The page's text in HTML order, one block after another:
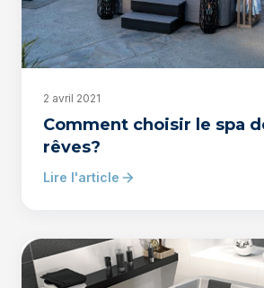
2 avril 2021
Comment choisir le spa
rêves?
Lire l'article